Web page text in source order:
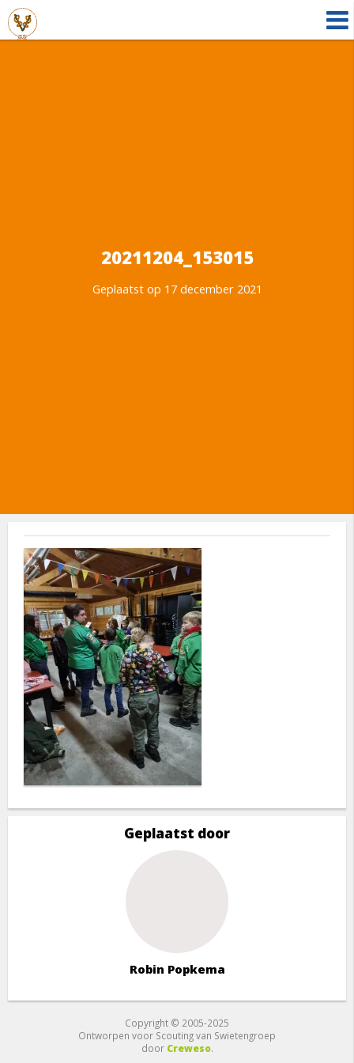
20211204_153015
Geplaatst op 17 december 2021
Geplaatst door
Robin Popkema
Copyright © 2005-2025
Ontworpen voor Scouting van Swietengroep
door Creweso.